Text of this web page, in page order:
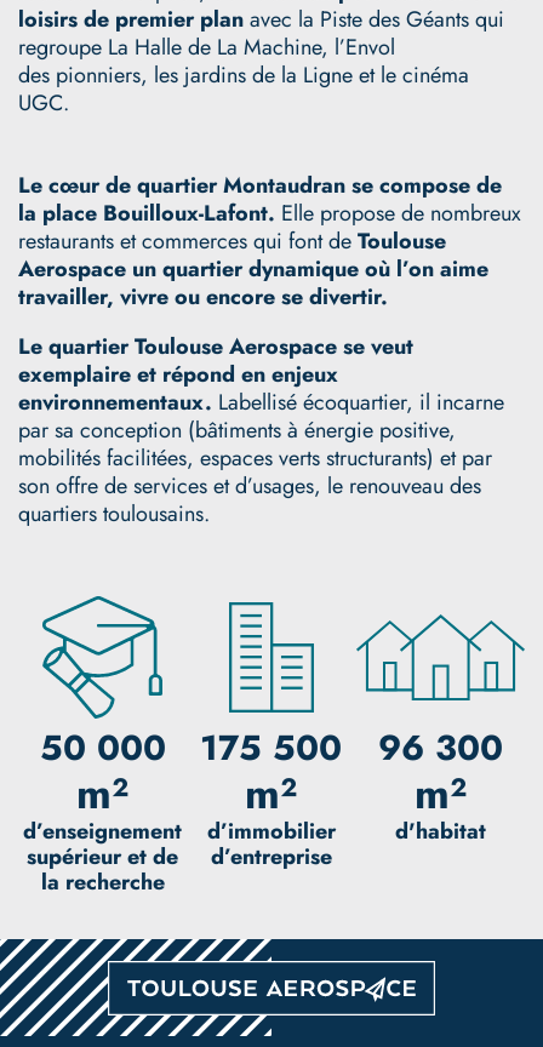
loisirs de premier planavec la Piste des Géants qui
regroupe La Halle de La Machine, l’Envol
des pionniers, les jardins de la Ligne et le cinéma
UGC.
Le cœur de quartier Montaudran se compose de
la place Bouilloux-Lafont. Elle propose de nombreux
restaurants et commerces qui font deToulouse
Aerospace un quartier dynamique où l’on aime
travailler, vivre ou encore se divertir.
Le quartier Toulouse Aerospace se veut
exemplaire et répond en enjeux
environnementaux. Labellisé écoquartier, il incarne
par sa conception (bâtiments à énergie positive,
mobilités facilitées, espaces verts structurants) et par
son offre de services et d’usages, le renouveau des
quartiers toulousains.
50 000
m²
d’enseignement
supérieur et de
la recherche
175 500
m²
d’immobilier
d’entreprise
96 300
m²
d'habitat